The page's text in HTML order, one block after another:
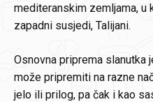
mediteranskim zemljama, u
zapadni susjedi, Talijani.
Osnovna priprema slanutka
može pripremiti na razne
jelo ili prilog, pa čak i kao